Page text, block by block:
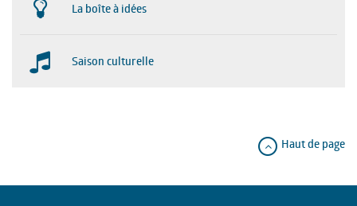
La boîte à idées
Saison culturelle
Haut de page